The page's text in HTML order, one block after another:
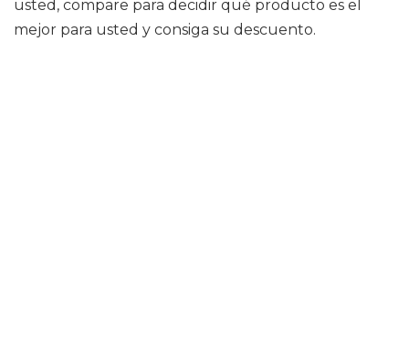
usted, compare para decidir qué producto es el
mejor para usted y consiga su descuento.